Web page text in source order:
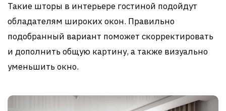
Такие шторы в интерьере гостиной подойдут
обладателям широких окон. Правильно
подобранный вариант поможет скорректировать
и дополнить общую картину, а также визуально
уменьшить окно.